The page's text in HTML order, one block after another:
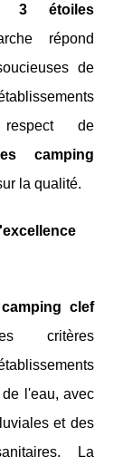
3 étoiles
répond
de
de
camping
la qualité.
camping clef
critères
l'eau, avec
et des
La